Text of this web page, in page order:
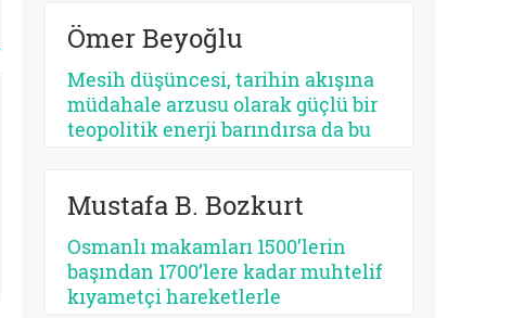
Ömer Beyoğlu
Mesih düşüncesi, tarihin akışına
müdahale arzusu olarak güçlü bir
teopolitik enerji barındırsa da bu
toplumsal bir çürümeyi ve
Dünyayı bir bekleme odasına
çeviren her tasavvur, şimdiyi ve
insan iradesini değersizleştirir.
Mustafa B. Bozkurt
Osmanlı makamları 1500’lerin
başından 1700’lere kadar muhtelif
kıyametçi hareketlerle